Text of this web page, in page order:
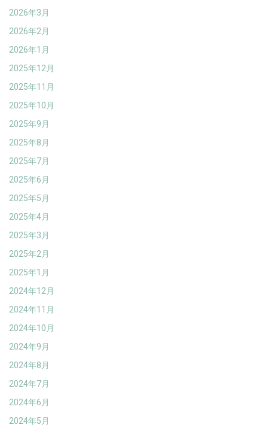
2026年3月
2026年2月
2026年1月
2025年12月
2025年11月
2025年10月
2025年9月
2025年8月
2025年7月
2025年6月
2025年5月
2025年4月
2025年3月
2025年2月
2025年1月
2024年12月
2024年11月
2024年10月
2024年9月
2024年8月
2024年7月
2024年6月
2024年5月